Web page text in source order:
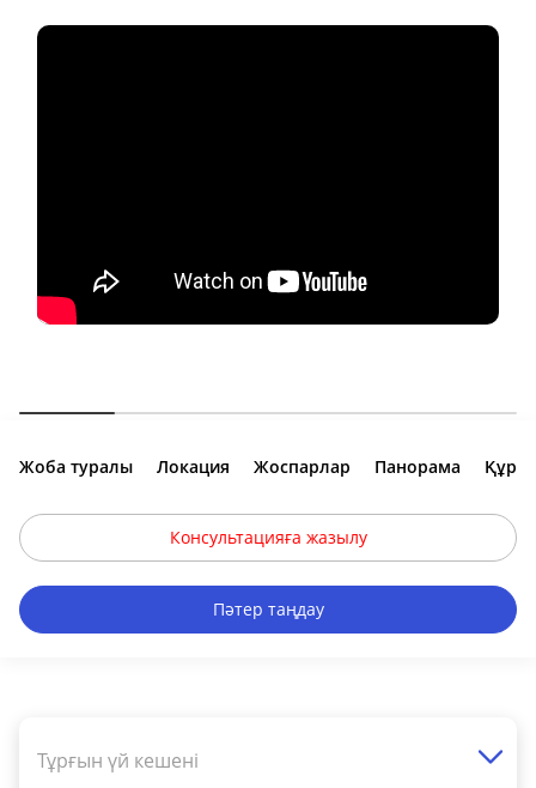
Жоба туралы Локация Жоспарлар Панорама
Консультацияға жазылу
Пәтер таңдау
Тұрғын үй кешені